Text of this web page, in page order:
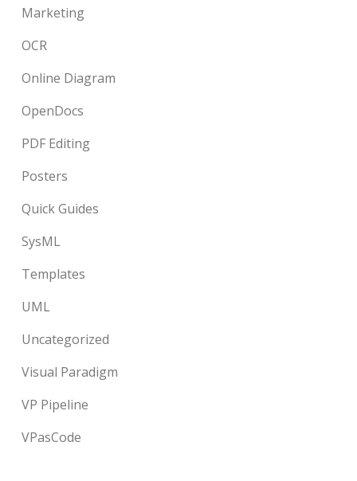
Marketing
OCR
Online Diagram
OpenDocs
PDF Editing
Posters
Quick Guides
SysML
Templates
UML
Uncategorized
Visual Paradigm
VP Pipeline
VPasCode